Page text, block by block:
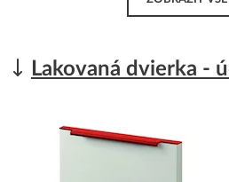
Lakovaná dvierka -